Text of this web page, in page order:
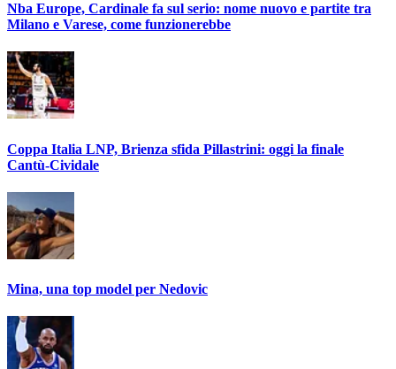
Nba Europe, Cardinale fa sul serio: nome nuovo e partite tra
Milano e Varese, come funzionerebbe
Coppa Italia LNP, Brienza sfida Pillastrini: oggi la finale
Cantù-Cividale
Mina, una top model per Nedovic